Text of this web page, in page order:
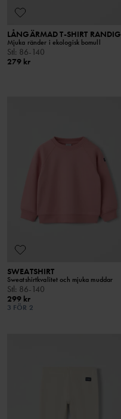
LÅNGÄRMAD T-SHIRT RANDIG
Mjuka ränder i ekologisk bomull
Stl : 86-140
279 kr
SWEATSHIRT
Sweatshirtkvalitet och mjuka muddar
Stl: 86-140
299 kr
3 FÖR 2